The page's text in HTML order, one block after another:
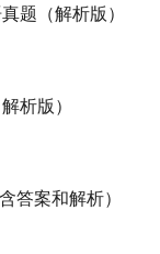
题（解析版）
析版）
答案和解析）